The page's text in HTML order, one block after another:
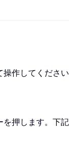
作してください
を押します。下